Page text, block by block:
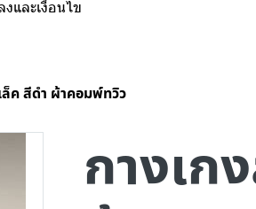
และเงื่อนไข
ล็ค สีดำ ผ้าคอมพ์ทวิว
กางเก